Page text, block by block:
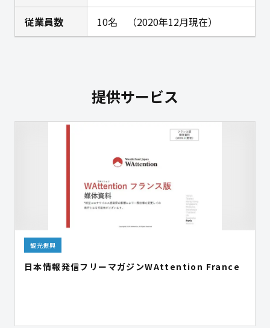
従業員数 10名 （2020年12月現在）
提供サービス
観光振興
日本情報発信フリーマガジンWAttention France